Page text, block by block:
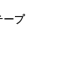
ープ